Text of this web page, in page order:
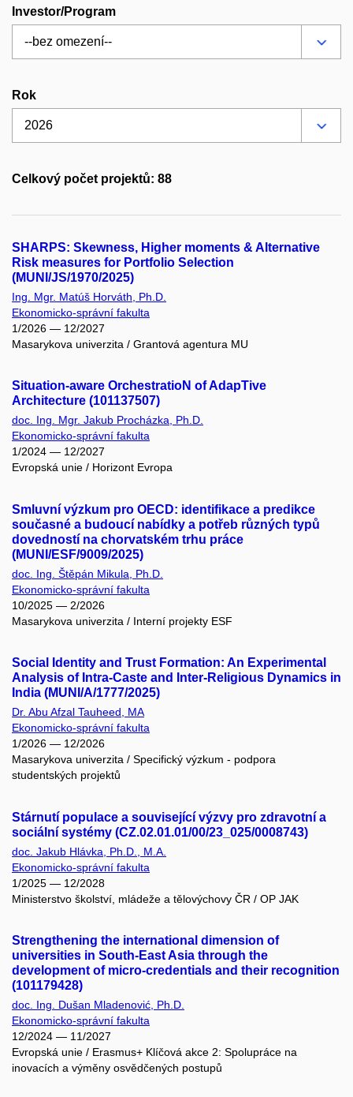
Investor/Program
Rok
Celkový počet projektů: 88
SHARPS: Skewness, Higher moments & Alternative
Risk measures for Portfolio Selection
(MUNI/JS/1970/2025)
Ing. Mgr. Matúš Horváth, Ph.D.
Ekonomicko-správní fakulta
1/2026 — 12/2027
Masarykova univerzita / Grantová agentura MU
Situation-aware OrchestratioN of AdapTive
Architecture (101137507)
doc. Ing. Mgr. Jakub Procházka, Ph.D.
Ekonomicko-správní fakulta
1/2024 — 12/2027
Evropská unie / Horizont Evropa
Smluvní výzkum pro OECD: identifikace a predikce
současné a budoucí nabídky a potřeb různých typů
dovedností na chorvatském trhu práce
(MUNI/ESF/9009/2025)
doc. Ing. Štěpán Mikula, Ph.D.
Ekonomicko-správní fakulta
10/2025 — 2/2026
Masarykova univerzita / Interní projekty ESF
Social Identity and Trust Formation: An Experimental
Analysis of Intra-Caste and Inter-Religious Dynamics in
India (MUNI/A/1777/2025)
Dr. Abu Afzal Tauheed, MA
Ekonomicko-správní fakulta
1/2026 — 12/2026
Masarykova univerzita / Specifický výzkum - podpora
studentských projektů
Stárnutí populace a související výzvy pro zdravotní a
sociální systémy (CZ.02.01.01/00/23_025/0008743)
doc. Jakub Hlávka, Ph.D., M.A.
Ekonomicko-správní fakulta
1/2025 — 12/2028
Ministerstvo školství, mládeže a tělovýchovy ČR / OP JAK
Strengthening the international dimension of
universities in South-East Asia through the
development of micro-credentials and their recognition
(101179428)
doc. Ing. Dušan Mladenović, Ph.D.
Ekonomicko-správní fakulta
12/2024 — 11/2027
Evropská unie / Erasmus+ Klíčová akce 2: Spolupráce na
inovacích a výměny osvědčených postupů